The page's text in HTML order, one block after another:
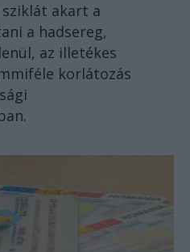
akart a
a hadsereg,
az illetékes
korlátozás